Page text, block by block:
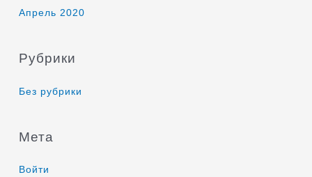
Апрель 2020
Рубрики
Без рубрики
Мета
Войти